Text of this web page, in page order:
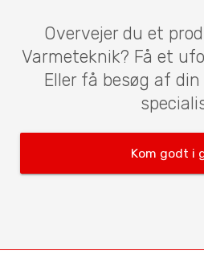
Overvejer du et
Varmeteknik? Få et
Eller få besøg af
Kom godt i